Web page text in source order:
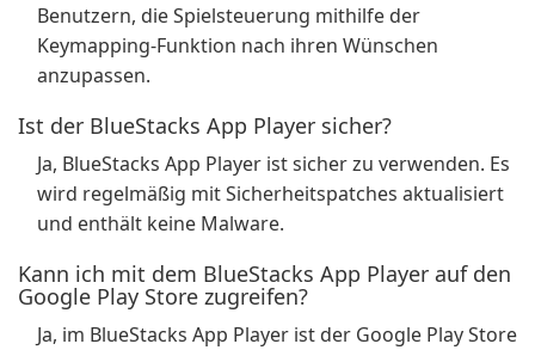
Benutzern, die Spielsteuerung mithilfe der
Keymapping-Funktion nach ihren Wünschen
anzupassen.
Ist der BlueStacks App Player sicher?
Ja, BlueStacks App Player ist sicher zu verwenden. Es
wird regelmäßig mit Sicherheitspatches aktualisiert
und enthält keine Malware.
Kann ich mit dem BlueStacks App Player auf den
Google Play Store zugreifen?
Ja, im BlueStacks App Player ist der Google Play Store